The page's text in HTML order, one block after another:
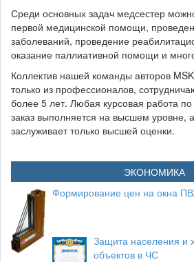
Среди основных задач медсестер
первой медицинской помощи,
заболеваний, проведение
оказание паллиативной помощи и
Коллектив нашей команды авторов
только из профессионалов,
более 5 лет. Любая курсовая работа
заказ выполняется на высшем уровне,
заслуживает только высшей оценки.
ЭКОНОМИКА
Формирование цен на окна
Защита населения и
объектов в ЧС